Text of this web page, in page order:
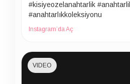
#kisiyeozelanahtarlik
#anahtarlıkkoleksiyonu
Instagram’da Aç
VIDEO